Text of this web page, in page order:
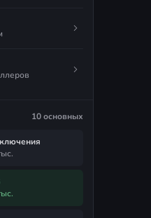
10 основных